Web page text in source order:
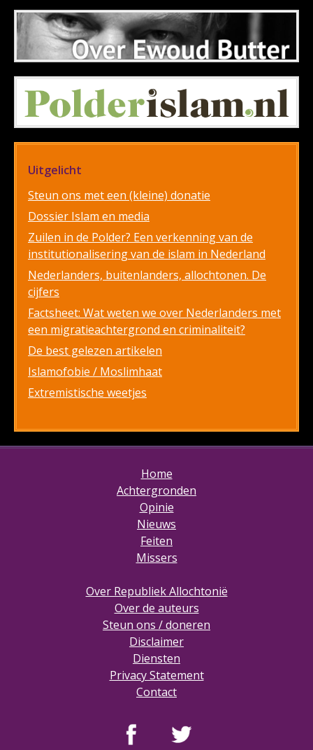
Uitgelicht
Steun ons met een (kleine) donatie
Dossier Islam en media
Zuilen in de Polder? Een verkenning van de
institutionalisering van de islam in Nederland
Nederlanders, buitenlanders, allochtonen. De
cijfers
Factsheet: Wat weten we over Nederlanders met
een migratieachtergrond en criminaliteit?
De best gelezen artikelen
Islamofobie / Moslimhaat
Extremistische weetjes
Home
Achtergronden
Opinie
Nieuws
Feiten
Missers
Over Republiek Allochtonië
Over de auteurs
Steun ons / doneren
Disclaimer
Diensten
Privacy Statement
Contact